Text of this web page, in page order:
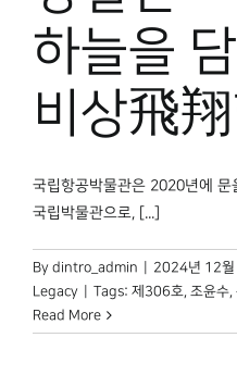
하늘을
비상飛翔
국립항공박물관은 2020년에
국립박물관으로, [...]
By dintro_admin 2024년 12월
Legacy
Tags: 제306호 조윤수
Read More